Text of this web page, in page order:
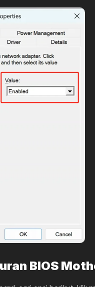
BIOS